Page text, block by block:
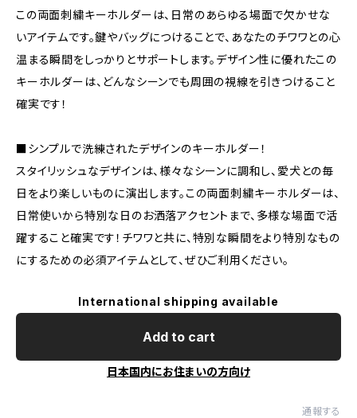
この両面刺繍キーホルダーは、日常のあらゆる場面で欠かせな
いアイテムです。鍵やバッグにつけることで、あなたのチワワとの心
温まる瞬間をしっかりとサポートします。デザイン性に優れたこの
キーホルダーは、どんなシーンでも周囲の視線を引きつけること
確実です！
■シンプルで洗練されたデザインのキーホルダー！
スタイリッシュなデザインは、様々なシーンに調和し、愛犬との毎
日をより楽しいものに演出します。この両面刺繍キーホルダーは、
日常使いから特別な日のお洒落アクセントまで、多様な場面で活
躍すること確実です！チワワと共に、特別な瞬間をより特別なもの
にするための必須アイテムとして、ぜひご利用ください。
International shipping available
Add to cart
日本国内にお住まいの方向け
通報する